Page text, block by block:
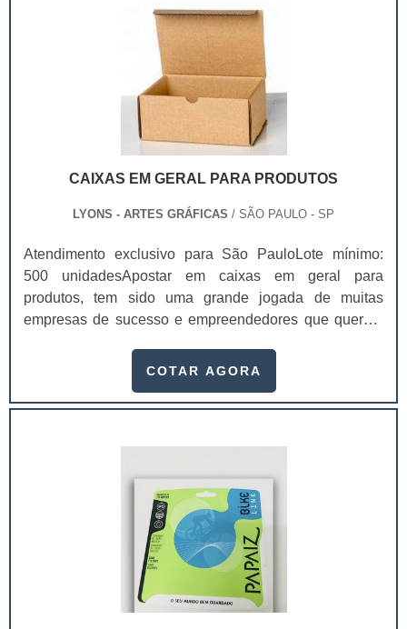
CAIXAS EM GERAL PARA PRODUTOS
LYONS - ARTES GRÁFICAS / SÃO PAULO - SP
Atendimento exclusivo para São PauloLote mínimo:
500 unidadesApostar em caixas em geral para
produtos, tem sido uma grande jogada de muitas
empresas de sucesso e empreendedores que querem
forma correta e segura até o seu destino final. Quando
segurança dos itens é indispensável, até porque, eles
temperatura ou o tipo de material da caixa que serve
ser fabricadas em diversos formatos e dimensões,
atendem assim produtos de diversos tamanhos e
modelos, como:Caixas rígidas: que proporcionam maior
proteção e segurança no manuseio dos produtos,
garantindo o recebimento dos produtos em perfeito
estado;Envelopes e cartuchos: para todos os tipos de
COTAR AGORA